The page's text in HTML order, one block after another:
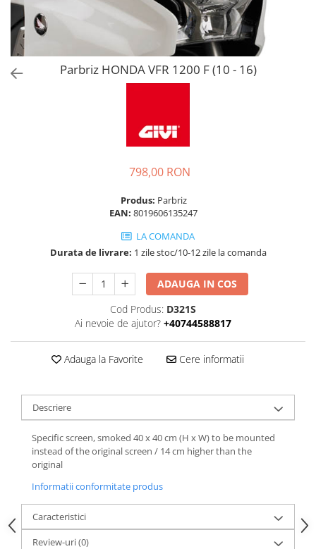
Parbriz HONDA VFR 1200 F (10 - 16)
798,00 RON
Produs: Parbriz
EAN: 8019606135247
LA COMANDA
Durata de livrare: 1 zile stoc/10-12 zile la comanda
ADAUGA IN COS
Cod Produs: D321S
Ai nevoie de ajutor? +40744588817
Adauga la Favorite Cere informatii
Descriere
Specific screen, smoked 40 x 40 cm (H x W) to be mounted
instead of the original screen / 14 cm higher than the
original
Informatii conformitate produs
Caracteristici
Review-uri(0)